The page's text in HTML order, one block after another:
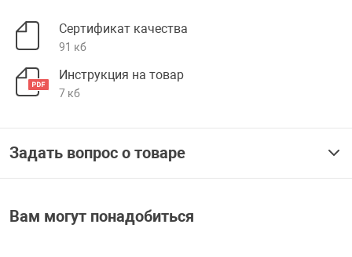
Сертификат качества
91 кб
Инструкция на товар
7 кб
Задать вопрос о товаре
Вам могут понадобиться